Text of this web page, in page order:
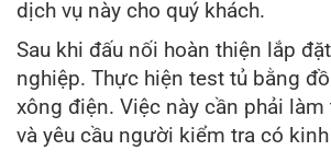
dịch vụ này cho quý khách.
Sau khi đấu nối hoàn thiện lắp
nghiệp. Thực hiện test tủ bằng
xông điện. Việc này cần phải
và yêu cầu người kiểm tra có